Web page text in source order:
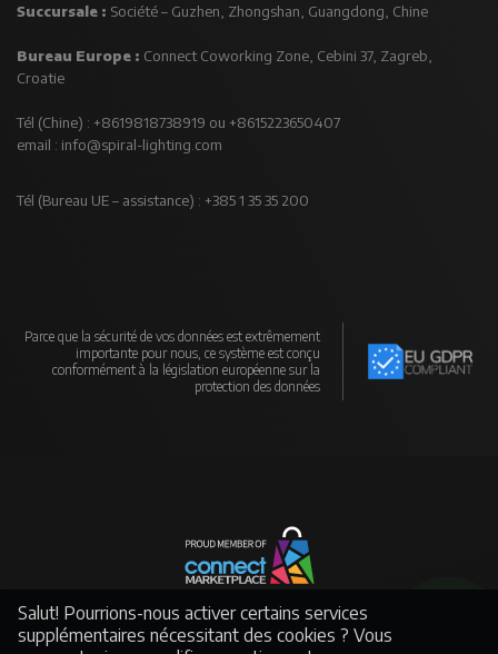
Succursale : Société – Guzhen, Zhongshan, Guangdong, Chine
Bureau Europe : Connect Coworking Zone, Cebini 37, Zagreb,
Croatie
Tél (Chine) : +8619818738919 ou +8615223650407
email : info@spiral-lighting.com
Tél (Bureau UE – assistance) : +385 1 35 35 200
Parce que la sécurité de vos données est extrêmement
importante pour nous, ce système est conçu
conformément à la législation européenne sur la
protection des données
Un réseau mondial de fabricants et de distributeurs soutenu par un puissant
e-commerce
Salut! Pourrions-nous activer certains services
supplémentaires nécessitant des cookies ? Vous